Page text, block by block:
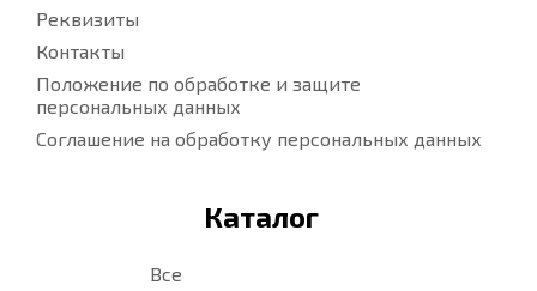
Реквизиты
Контакты
Положение по обработке и защите
персональных данных
Соглашение на обработку персональных данных
Каталог
Все